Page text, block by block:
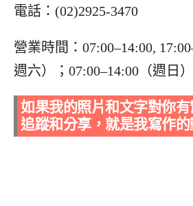
電話：(02)2925-3470
營業時間：07:00–14:00,
週六）；07:00–14:00（週日
如果我的照片和文字對你
追蹤和分享，就是我寫作的